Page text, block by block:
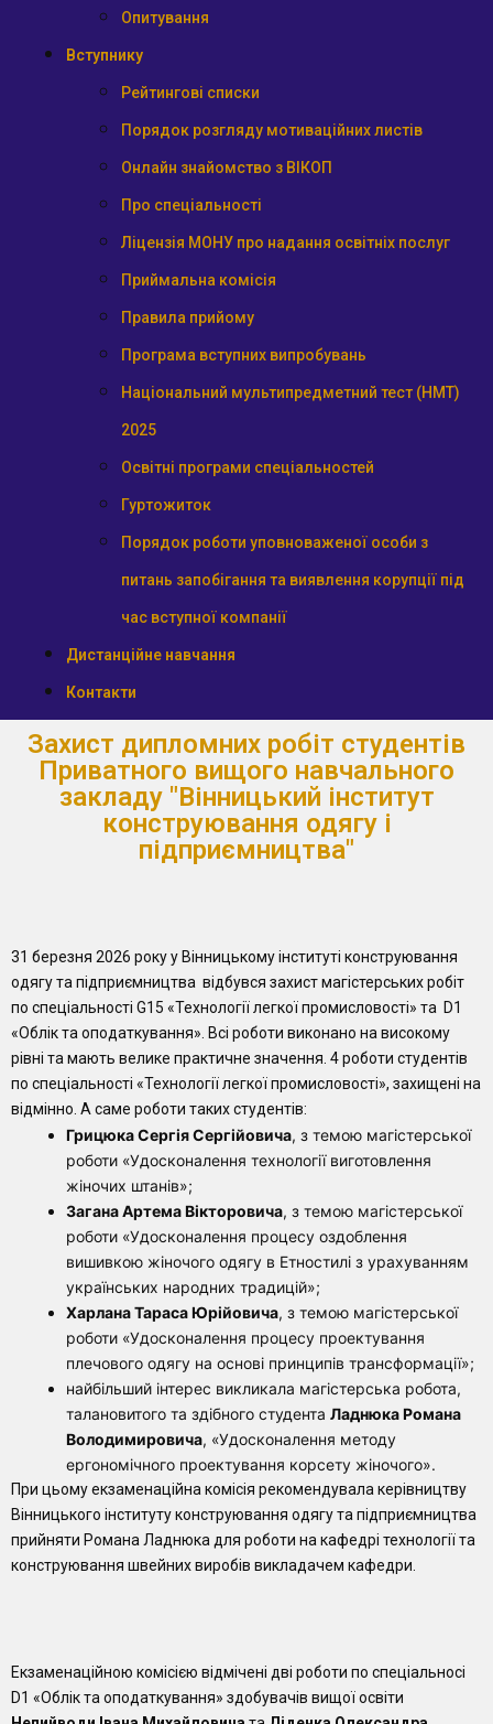
Опитування
Вступнику
Рейтингові списки
Порядок розгляду мотиваційних листів
Онлайн знайомство з ВІКОП
Про спеціальності
Ліцензія МОНУ про надання освітніх послуг
Приймальна комісія
Правила прийому
Програма вступних випробувань
Національний мультипредметний тест (НМТ)
2025
Освітні програми спеціальностей
Гуртожиток
Порядок роботи уповноваженої особи з
питань запобігання та виявлення корупції під
час вступної компанії
Дистанційне навчання
Контакти
Захист дипломних робіт студентів
Приватного вищого навчального
закладу "Вінницький інститут
конструювання одягу і
підприємництва"
31 березня 2026 року у Вінницькому інституті конструювання
одягу та підприємництва відбувся захист магістерських робіт
по спеціальності G15 «Технології легкої промисловості» та D1
«Облік та оподаткування». Всі роботи виконано на високому
рівні та мають велике практичне значення. 4 роботи студентів
по спеціальності «Технології легкої промисловості», захищені на
відмінно. А саме роботи таких студентів:
Грицюка Сергія Сергійовича, з темою магістерської
роботи «Удосконалення технології виготовлення
жіночих штанів»;
Загана Артема Вікторовича, з темою магістерської
роботи «Удосконалення процесу оздоблення
вишивкою жіночого одягу в Етностилі з урахуванням
українських народних традицій»;
Харлана Тараса Юрійовича, з темою магістерської
роботи «Удосконалення процесу проектування
плечового одягу на основі принципів трансформації»;
найбільший інтерес викликала магістерська робота,
талановитого та здібного студента Ладнюка Романа
Володимировича, «Удосконалення методу
ергономічного проектування корсету жіночого».
При цьому екзаменаційна комісія рекомендувала керівництву
Вінницького інституту конструювання одягу та підприємництва
прийняти Романа Ладнюка для роботи на кафедрі технології та
конструювання швейних виробів викладачем кафедри.
Екзаменаційною комісією відмічені дві роботи по спеціальносі
D1 «Облік та оподаткування» здобувачів вищої освіти